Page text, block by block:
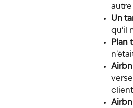
Un
qu'il
Plan